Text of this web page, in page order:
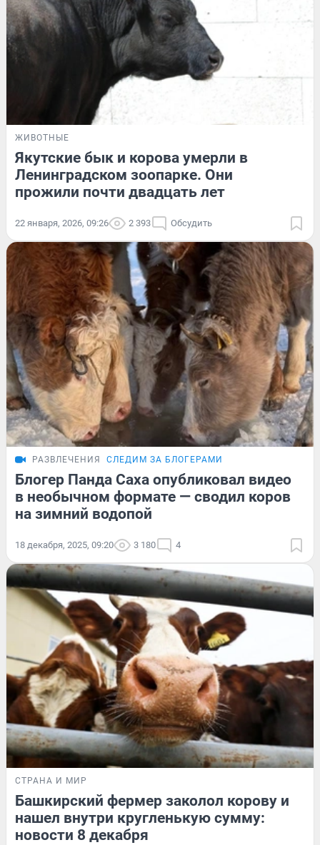
ЖИВОТНЫЕ
Якутские бык и корова умерли в
Ленинградском зоопарке. Они
прожили почти двадцать лет
22 января, 2026, 09:26 2 393 Обсудить
РАЗВЛЕЧЕНИЯ СЛЕДИМ ЗА БЛОГЕРАМИ
Блогер Панда Саха опубликовал видео
в необычном формате — сводил коров
на зимний водопой
18 декабря, 2025, 09:20 3 180 4
СТРАНА И МИР
Башкирский фермер заколол корову и
нашел внутри кругленькую сумму:
новости 8 декабря